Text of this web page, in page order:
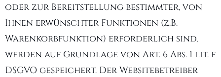
oder zur Bereitstellung bestimmter, von
Ihnen erwünschter Funktionen (z.B.
Warenkorbfunktion) erforderlich sind,
werden auf Grundlage von Art. 6 Abs. 1 lit. f
DSGVO gespeichert. Der Websitebetreiber